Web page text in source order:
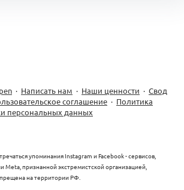
· Написать нам · Наши ценности · Свод
соглашение · Политика
персональных данных
упоминания Instagram и Facebook - сервисов,
признанной экстремистской организацией,
на территории РФ.